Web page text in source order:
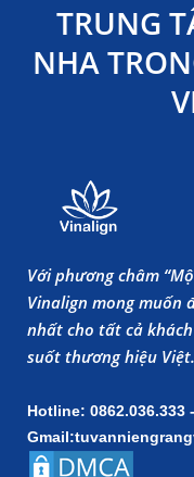
TRUNG
NHA
Với phương châm
Vinalign mong muốn
nhất cho tất cả
suốt thương hiệu Việt.
Hotline: 0862.036.333